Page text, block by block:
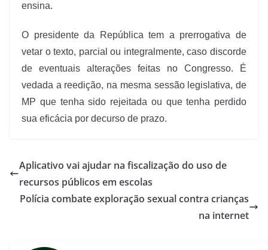
ensina.
O presidente da República tem a prerrogativa de
vetar o texto, parcial ou integralmente, caso discorde
de eventuais alterações feitas no Congresso. É
vedada a reedição, na mesma sessão legislativa, de
MP que tenha sido rejeitada ou que tenha perdido
sua eficácia por decurso de prazo.
Aplicativo vai ajudar na fiscalização do uso de
recursos públicos em escolas
Polícia combate exploração sexual contra crianças
na internet